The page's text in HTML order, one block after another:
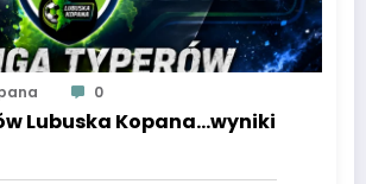
0
Lubuska Kopana…wyniki